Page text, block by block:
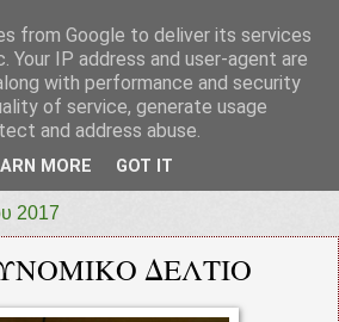
ΗΛΕΚΤΡΟΝΙΚΗ-
2017
ΔΕΛΤΙΟ
from Google to deliver its services
Your IP address and user-agent are
with performance and security
of service, generate usage
and address abuse.
MORE GOT IT